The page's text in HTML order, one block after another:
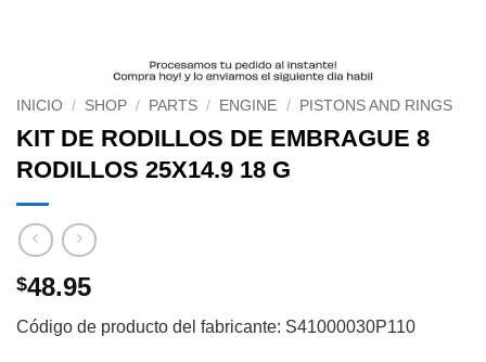
INICIO / SHOP / PARTS / ENGINE / PISTONS AND RINGS
KIT DE RODILLOS DE EMBRAGUE 8
RODILLOS 25X14.9 18 G
$48.95
Código de producto del fabricante: S41000030P110